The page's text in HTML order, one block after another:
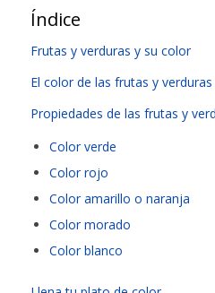
Índice
Frutas y verduras y su color
El color de las frutas y verduras
Propiedades de las frutas y
Color verde
Color rojo
Color amarillo o naranja
Color morado
Color blanco